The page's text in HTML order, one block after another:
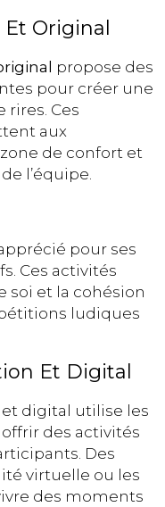
Original
propose des
pour créer une
Ces
aux
de confort et
l’équipe.
pour ses
Ces activités
soi et la cohésion
ludiques
Et Digital
digital utilise les
des activités
Des
virtuelle ou les
des moments